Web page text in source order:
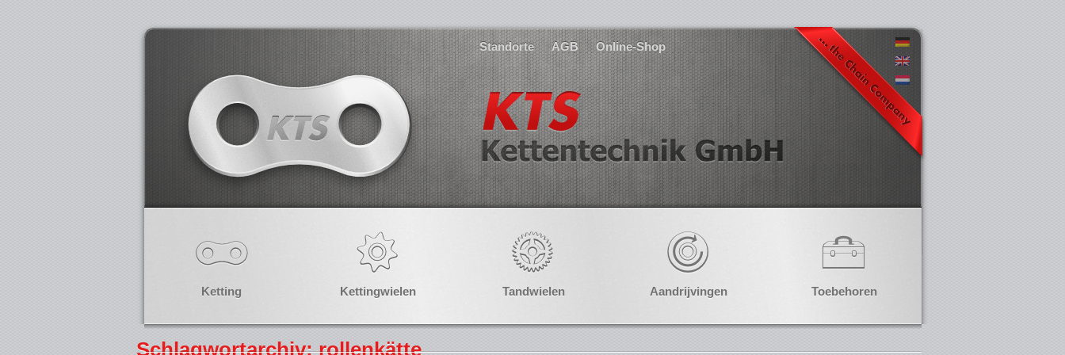
Standorte AGB Online-Shop
Ketting Kettingwielen Tandwielen Aandrijvingen Toebehoren
Schlagwortarchiv: rollenkätte